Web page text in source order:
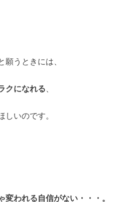
願うときには、
クになれる
しいのです。
変われる自信がない・・・。